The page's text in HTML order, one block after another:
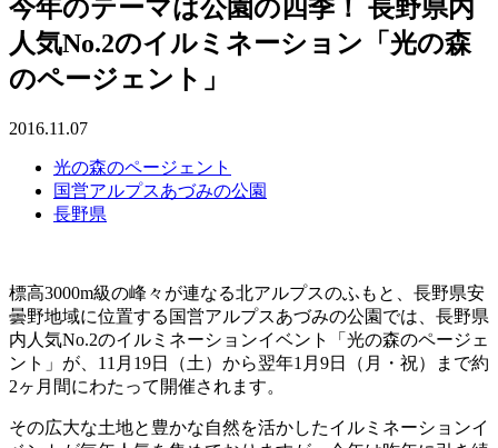
今年のテーマは公園の四季！ 長野県内
人気No.2のイルミネーション「光の森
のページェント」
2016.11.07
光の森のページェント
国営アルプスあづみの公園
長野県
標高3000m級の峰々が連なる北アルプスのふもと、長野県安
曇野地域に位置する国営アルプスあづみの公園では、長野県
内人気No.2のイルミネーションイベント「光の森のページェ
ント」が、11月19日（土）から翌年1月9日（月・祝）まで約
2ヶ月間にわたって開催されます。
その広大な土地と豊かな自然を活かしたイルミネーションイ